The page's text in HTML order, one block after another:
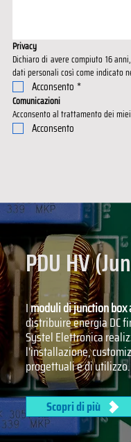
Privacy
Dichiaro di avere compiuto 16
dati personali così come indicato
Acconsento *
Comunicazioni
Acconsento al trattamento dei
Acconsento
PDU HV
Imoduli di junction box
distribuire energia DC
Systel Elettronica
l'installazione,
progettuali e di utilizzo.
Scopri di più